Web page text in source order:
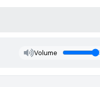
Volume